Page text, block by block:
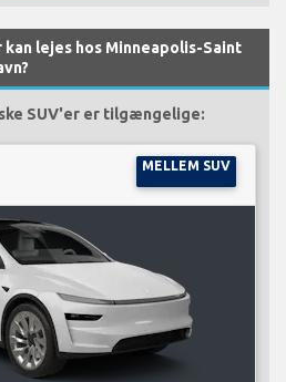
lejes hos Minneapolis-Saint
SUV'er er tilgængelige:
MELLEM SUV